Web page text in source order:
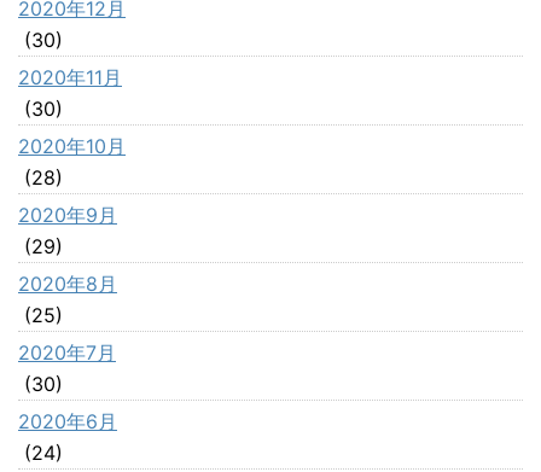
2020年12月
(30)
2020年11月
(30)
2020年10月
(28)
2020年9月
(29)
2020年8月
(25)
2020年7月
(30)
2020年6月
(24)